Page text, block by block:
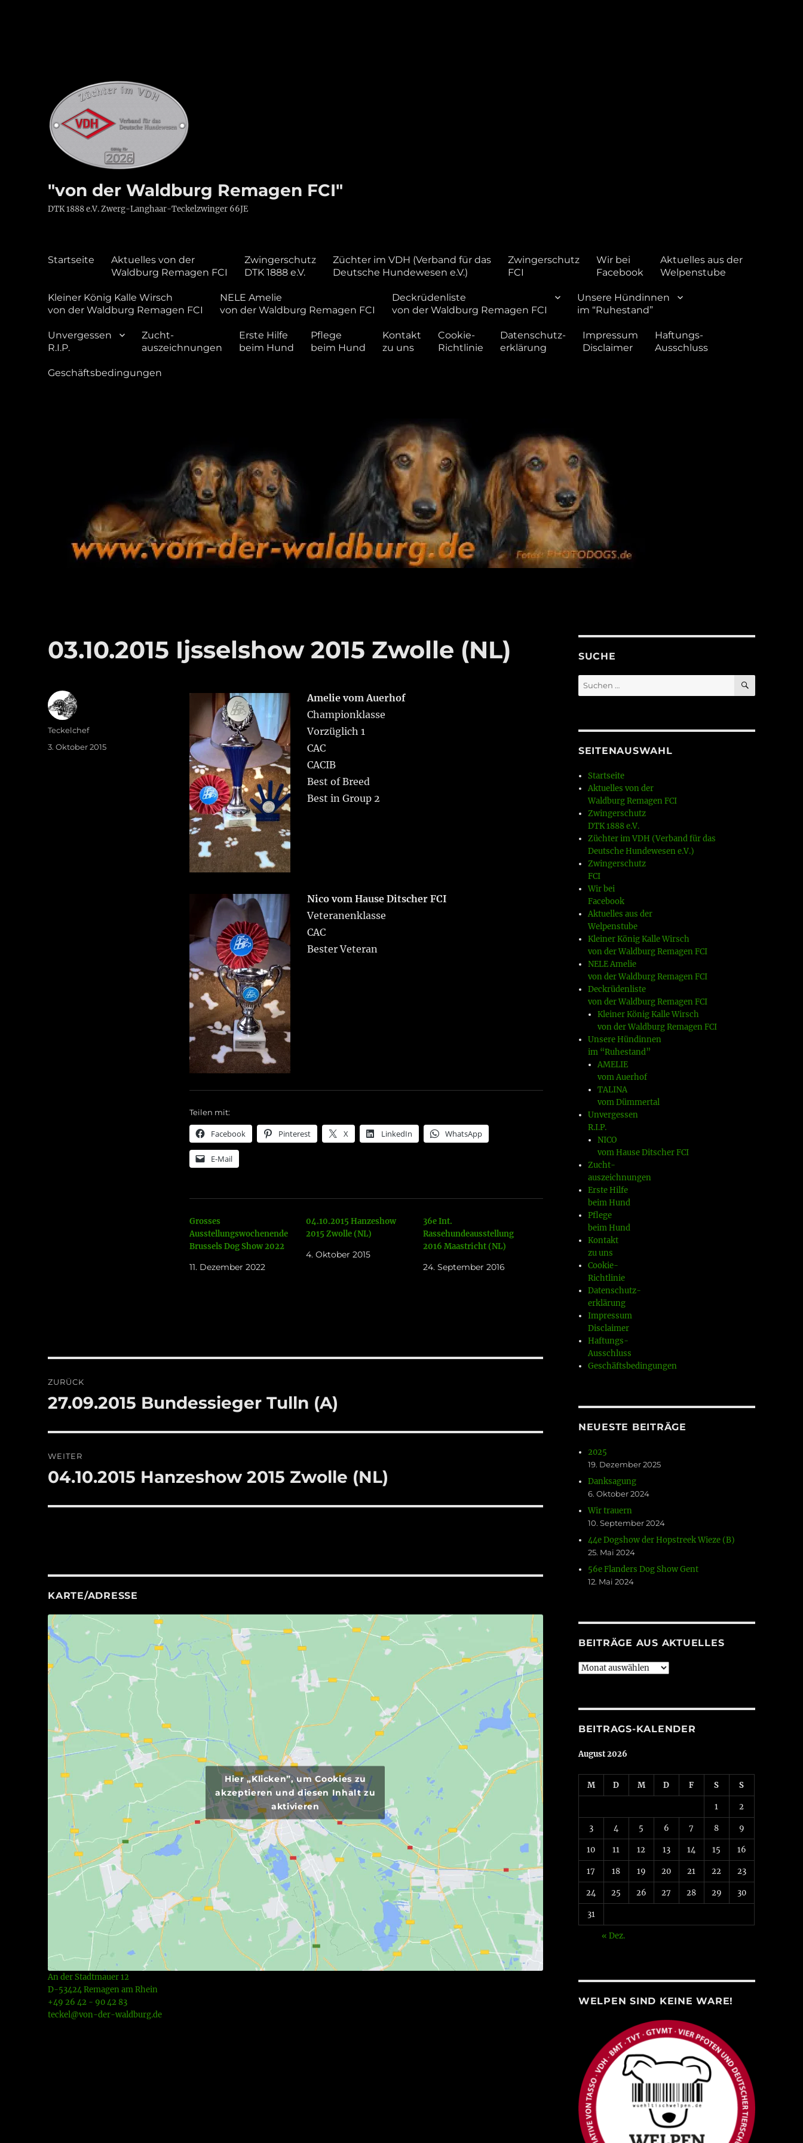
"von der Waldburg Remagen FCI"
DTK 1888 e.V. Zwerg-Langhaar-Teckelzwinger 66JE
Startseite
Aktuelles von der
Waldburg Remagen FCI
Zwingerschutz
DTK 1888 e.V.
Züchter im VDH (Verband für das
Deutsche Hundewesen e.V.)
Zwingerschutz
FCI
Wir bei
Facebook
Aktuelles aus der
Welpenstube
Kleiner König Kalle Wirsch
von der Waldburg Remagen FCI
NELE Amelie
von der Waldburg Remagen FCI
Deckrüdenliste
von der Waldburg Remagen FCI
Unsere Hündinnen
im “Ruhestand”
Unvergessen
R.I.P.
Zucht-
auszeichnungen
Erste Hilfe
beim Hund
Pflege
beim Hund
Kontakt
zu uns
Cookie-
Richtlinie
Datenschutz-
erklärung
Impressum
Disclaimer
Haftungs-
Ausschluss
Geschäftsbedingungen
03.10.2015 Ijsselshow 2015 Zwolle (NL)
Amelie vom Auerhof
Championklasse
Vorzüglich 1
CAC
CACIB
Best of Breed
Best in Group 2
Nico vom Hause Ditscher FCI
Veteranenklasse
CAC
Bester Veteran
Teilen mit:
Facebook Pinterest X LinkedIn WhatsApp
E-Mail
Grosses
Ausstellungswochenende
Brussels Dog Show 2022
11. Dezember 2022
04.10.2015 Hanzeshow
2015 Zwolle (NL)
4. Oktober 2015
36e Int.
Rassehundeausstellung
2016 Maastricht (NL)
24. September 2016
Autor
Teckelchef
Veröffentlicht
3. Oktober 2015
ZURÜCK
Vorheriger
27.09.2015 Bundessieger Tulln (A)
WEITER
Nächster
04.10.2015 Hanzeshow 2015 Zwolle (NL)
KARTE/ADRESSE
Hier „Klicken”, um Cookies zu
akzeptieren und diesen Inhalt zu
aktivieren
An der Stadtmauer 12
D-53424 Remagen am Rhein
+49 26 42 - 90 42 83
teckel@von-der-waldburg.de
SUCHE
Suchen
nach:
SUCHEN
SEITENAUSWAHL
Startseite
Aktuelles von der
Waldburg Remagen FCI
Zwingerschutz
DTK 1888 e.V.
Züchter im VDH (Verband für das
Deutsche Hundewesen e.V.)
Zwingerschutz
FCI
Wir bei
Facebook
Aktuelles aus der
Welpenstube
Kleiner König Kalle Wirsch
von der Waldburg Remagen FCI
NELE Amelie
von der Waldburg Remagen FCI
Deckrüdenliste
von der Waldburg Remagen FCI
Kleiner König Kalle Wirsch
von der Waldburg Remagen FCI
Unsere Hündinnen
im “Ruhestand”
AMELIE
vom Auerhof
TALINA
vom Dümmertal
Unvergessen
R.I.P.
NICO
vom Hause Ditscher FCI
Zucht-
auszeichnungen
Erste Hilfe
beim Hund
Pflege
beim Hund
Kontakt
zu uns
Cookie-
Richtlinie
Datenschutz-
erklärung
Impressum
Disclaimer
Haftungs-
Ausschluss
Geschäftsbedingungen
NEUESTE BEITRÄGE
2025
19. Dezember 2025
Danksagung
6. Oktober 2024
Wir trauern
10. September 2024
44e Dogshow der Hopstreek Wieze (B)
25. Mai 2024
56e Flanders Dog Show Gent
12. Mai 2024
BEITRÄGE AUS AKTUELLES
Beiträge
BEITRAGS-KALENDER
August 2026
M D M D F S S
1 2
3 4 5 6 7 8 9
10 11 12 13 14 15 16
17 18 19 20 21 22 23
24 25 26 27 28 29 30
31
« Dez.
WELPEN SIND KEINE WARE!